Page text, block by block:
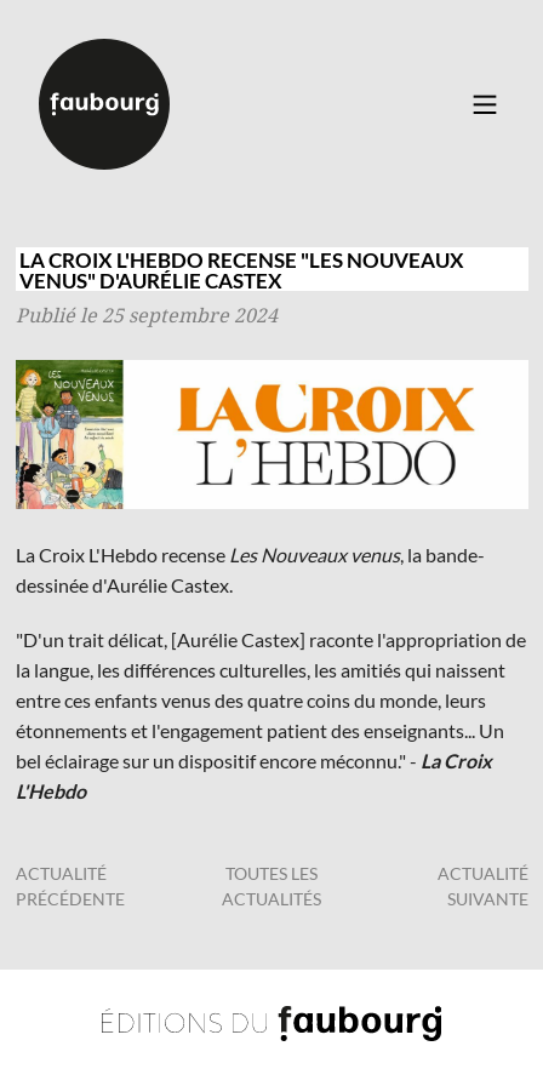
Auteurs
Événements
À propos
Connexion Inscription
© Les Éditions du Faubourg 2026
42 rue Planchat 75020 Paris
Fondatrice :Sophie Caillat
CGV•Mentions légales
LA CROIX L'HEBDO RECENSE "LES NOUVEAUX
VENUS" D'AURÉLIE CASTEX
Publié le 25 septembre 2024
La Croix L'Hebdo recense Les Nouveaux venus, la bande-
dessinée d'Aurélie Castex.
"D'un trait délicat, [Aurélie Castex] raconte l'appropriation de
la langue, les différences culturelles, les amitiés qui naissent
entre ces enfants venus des quatre coins du monde, leurs
étonnements et l'engagement patient des enseignants... Un
bel éclairage sur un dispositif encore méconnu." - La Croix
L'Hebdo
ACTUALITÉ
PRÉCÉDENTE
TOUTES LES
ACTUALITÉS
ACTUALITÉ
SUIVANTE